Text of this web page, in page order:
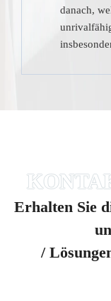
danach,
Erhalten Sie
/